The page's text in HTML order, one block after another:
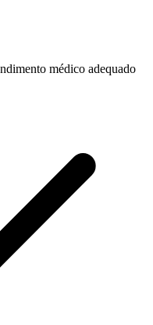
médico adequado